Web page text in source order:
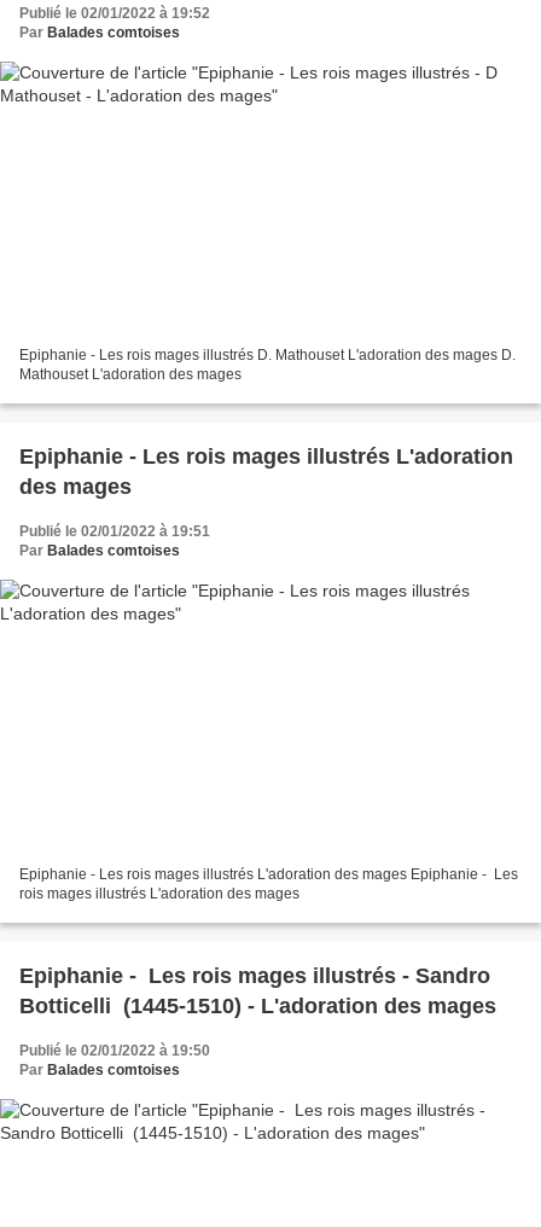
Publié le 02/01/2022 à 19:52
Par Balades comtoises
Epiphanie - Les rois mages illustrés D. Mathouset L'adoration des mages D.
Mathouset L'adoration des mages
Epiphanie - Les rois mages illustrés ​​​​​​​L'adoration
des mages
Publié le 02/01/2022 à 19:51
Par Balades comtoises
Epiphanie - Les rois mages illustrés L'adoration des mages Epiphanie - Les
rois mages illustrés ​​​​​​​L'adoration des mages
Epiphanie - Les rois mages illustrés - Sandro
Botticelli (1445-1510) - L'adoration des mages
Publié le 02/01/2022 à 19:50
Par Balades comtoises